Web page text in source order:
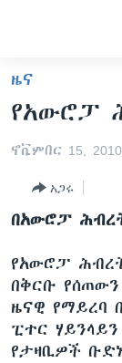
ማገናኛዎች
ዋናው
ይዘት
ይዘት
ወደ
ዋናው
ይዘት
እለፍ
ዓለምአቀፍ
አሜሪካ
መካከለኛው
ጋቢና ቪኦኤ
ከምሽቱ ሦስት
ቪዲዮ
የፎቶ
ክምችት
Learning English
ዜና
የአውሮፓ
ኖቬምበር 15, 2010
አጋሩ
በአውሮፓ
የአውሮፓ
በቅርቡ
ዜናዊ የማይረባ
ፒተር
የታዛቢዎች